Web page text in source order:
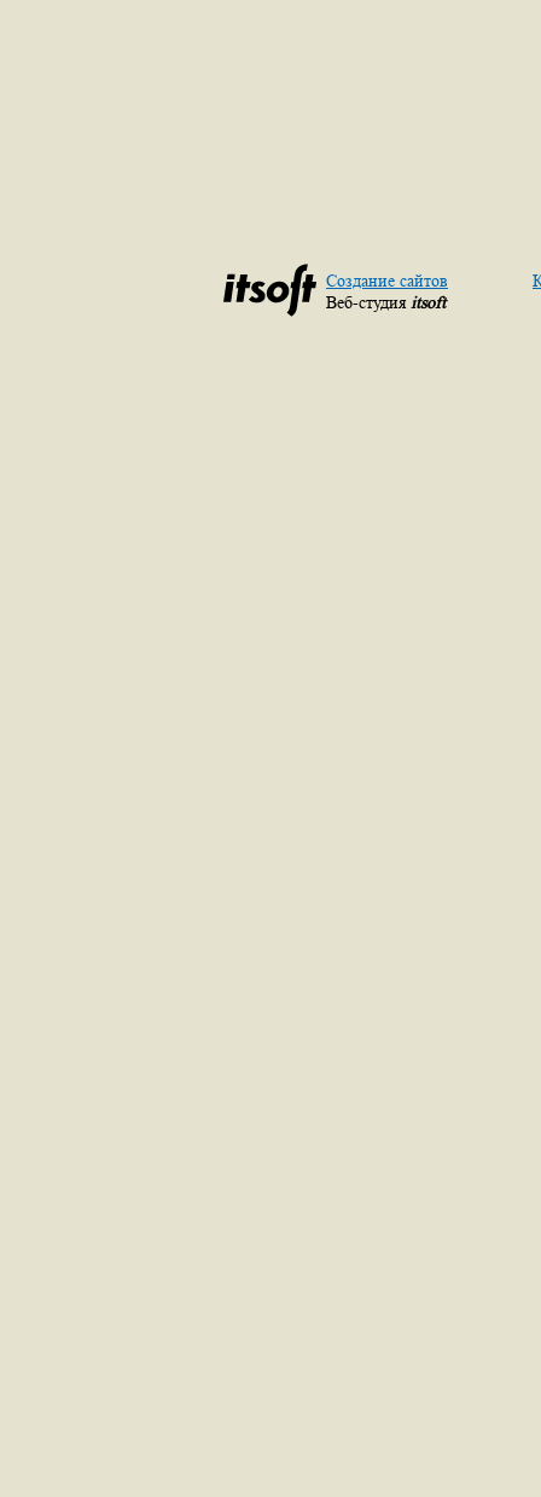
Создание сайтов
Веб-студия itsoft